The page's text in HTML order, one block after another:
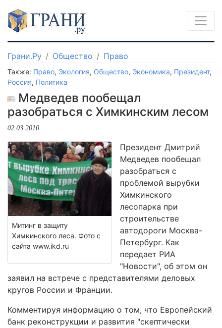
Грани.Ру Общество Право
Также: Право, Экология, Общество, Экономика, Президент,
Россия, Политика
Медведев пообещал
разобраться с Химкинским лесом
02.03.2010
Митинг в защиту
Химкинского леса. Фото с
сайта www.ikd.ru
Президент Дмитрий
Медведев пообещал
разобраться с
проблемой вырубки
Химкинского
лесопарка при
строительстве
автодороги Москва-
Петербург. Как
передает РИА
"Новости", об этом он
заявил на встрече с представителями деловых
кругов России и Франции.
Комментируя информацию о том, что Европейский
банк реконструкции и развития "скептически